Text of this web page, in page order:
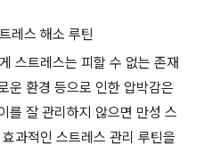
레스 해소 루틴
스트레스는 피할 수 없는 존재
운 환경 등으로 인한 압박감은
를 잘 관리하지 않으면 만성 스
과적인 스트레스 관리 루틴을